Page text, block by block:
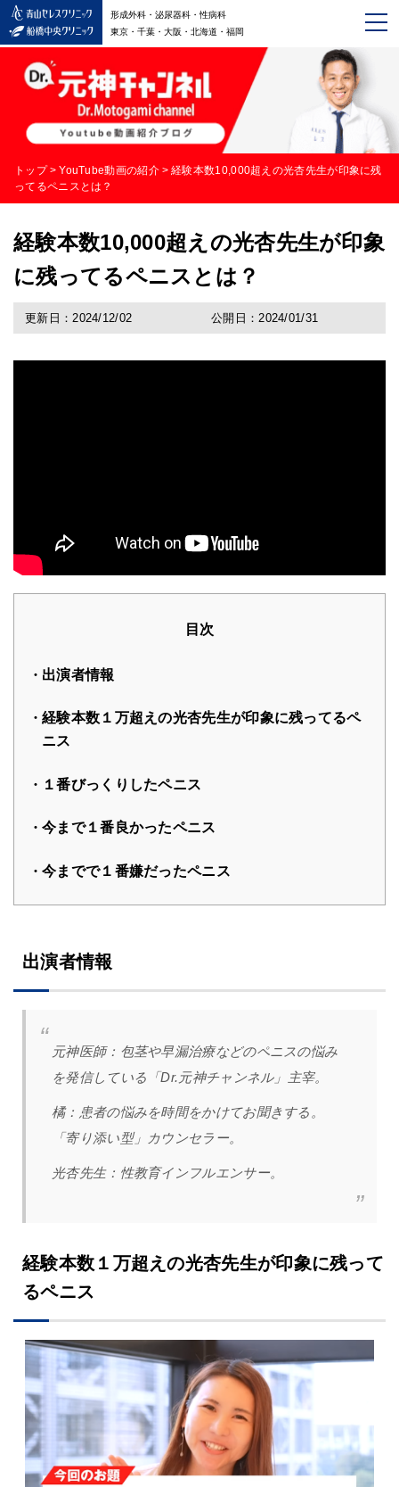
形成外科・泌尿器科・性病科
東京・千葉・大阪・北海道・福岡
トップ > YouTube動画の紹介 > 経験本数10,000超えの光杏先生が印象に残
ってるペニスとは？
経験本数10,000超えの光杏先生が印象
に残ってるペニスとは？
更新日：2024/12/02 公開日：2024/01/31
目次
出演者情報
経験本数１万超えの光杏先生が印象に残ってるペ
ニス
１番びっくりしたペニス
今まで１番良かったペニス
今までで１番嫌だったペニス
出演者情報
元神医師： 包茎や早漏治療などのペニスの悩み
を発信している「Dr.元神チャンネル」主宰。
橘： 患者の悩みを時間をかけてお聞きする。
「寄り添い型」カウンセラー。
光杏先生：性教育インフルエンサー。
経験本数１万超えの光杏先生が印象に残って
るペニス